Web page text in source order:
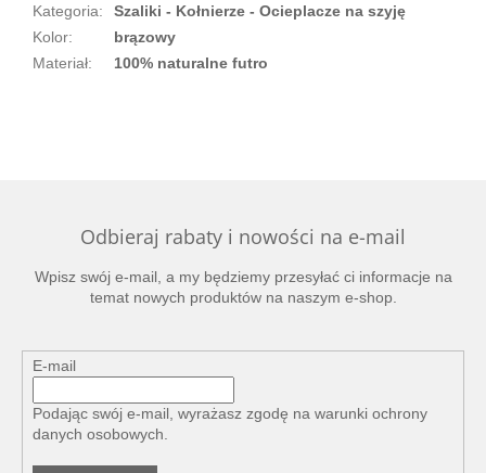
Kategoria:
Szaliki - Kołnierze - Ocieplacze na szyję
Kolor:
brązowy
Materiał: 100% naturalne futro
Odbieraj rabaty i nowości na e-mail
Wpisz swój e-mail, a my będziemy przesyłać ci informacje na
temat nowych produktów na naszym e-shop.
E-mail
Podając swój e-mail, wyrażasz zgodę na warunki ochrony
danych osobowych.